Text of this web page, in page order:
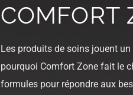
COMFORT
Les produits de soins jouent un
pourquoi Comfort Zone fait le
formules pour répondre aux